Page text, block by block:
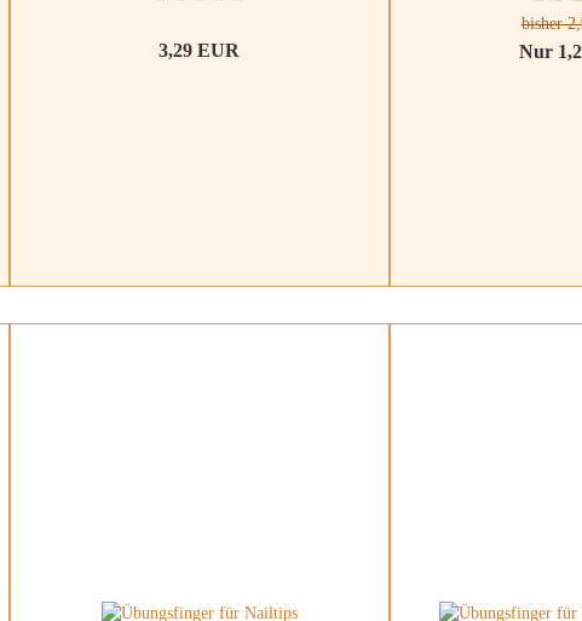
3,29 EUR
bisher
Nur